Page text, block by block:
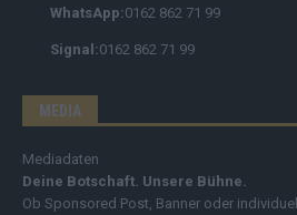
WhatsApp:0162 862 71 99
Signal:0162 862 71 99
MEDIA
Mediadaten
Deine Botschaft. Unsere Bühne.
Ob Sponsored Post, Banner oder